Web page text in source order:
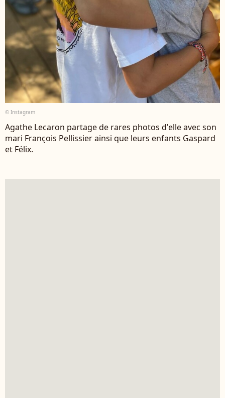
© Instagram
Agathe Lecaron partage de rares photos d'elle avec son
mari François Pellissier ainsi que leurs enfants Gaspard
et Félix.